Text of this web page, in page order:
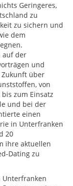
Geringeres,
zu
zu sichern und
dem
auf der
und
Zukunft über
von
zum Einsatz
und bei der
einen
in Unterfranken
20
ihre aktuellen
Dating zu
Unterfranken